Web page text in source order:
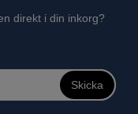
direkt i din inkorg?
Skicka